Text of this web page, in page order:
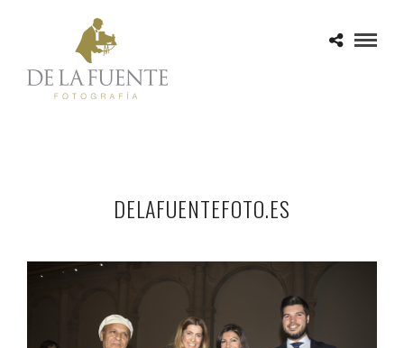
DELAFUENTEFOTO.ES